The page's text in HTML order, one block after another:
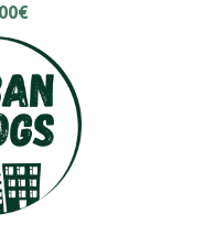
€